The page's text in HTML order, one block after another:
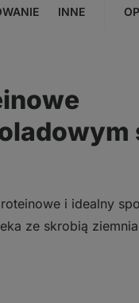
INNE
i idealny
ze skrobią